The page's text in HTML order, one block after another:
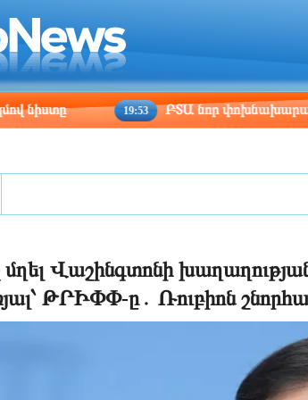
Beijing
05:53
19:53 ԲՏԱ նոր փոխնախարարը
մղել Վաշինգտոնի
ԹՐԻՓՓ-ը․ Ռուբիոն